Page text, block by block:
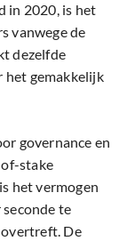
in 2020, is het
vanwege de
dezelfde
het gemakkelijk
governance en
stake
het vermogen
te
overtreft. De